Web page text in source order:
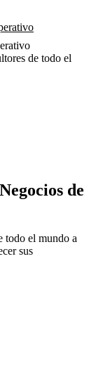
de todo el
de
todo el mundo a
sus